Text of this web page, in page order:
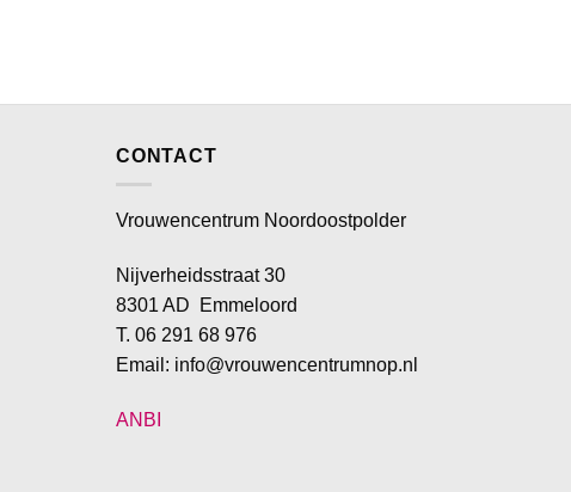
CONTACT
Vrouwencentrum Noordoostpolder
Nijverheidsstraat 30
8301 AD Emmeloord
T. 06 291 68 976
Email: info@vrouwencentrumnop.nl
ANBI